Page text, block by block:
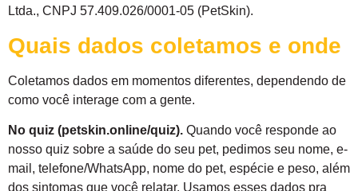
Ltda., CNPJ 57.409.026/0001-05 (PetSkin).
Quais dados coletamos e onde
Coletamos dados em momentos diferentes, dependendo de
como você interage com a gente.
No quiz (petskin.online/quiz). Quando você responde ao
nosso quiz sobre a saúde do seu pet, pedimos seu nome, e-
mail, telefone/WhatsApp, nome do pet, espécie e peso, além
dos sintomas que você relatar. Usamos esses dados pra